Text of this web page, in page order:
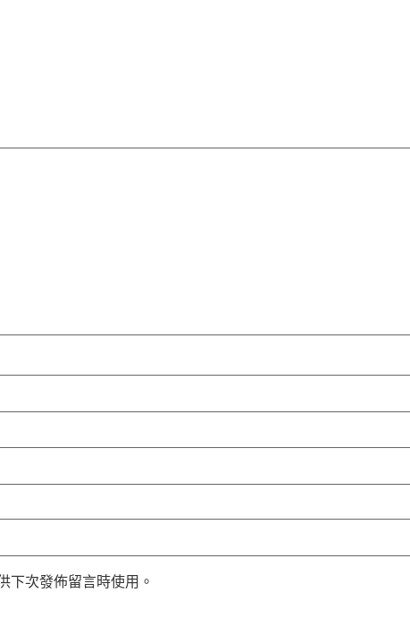
下次發佈留言時使用。